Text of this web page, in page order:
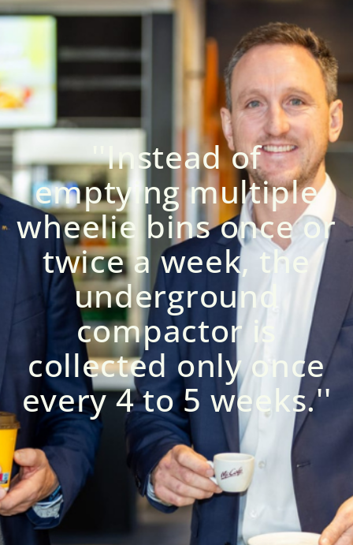
''Instead of
emptying multiple
wheelie bins once or
twice a week, the
underground
compactor is
collected only once
every 4 to 5 weeks.''